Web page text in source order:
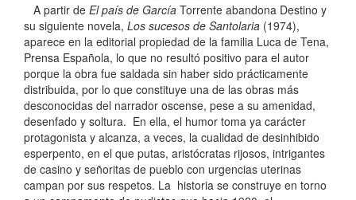
A partir de El país de García Torrente abandona Destino y
su siguiente novela, Los sucesos de Santolaria (1974),
aparece en la editorial propiedad de la familia Luca de Tena,
Prensa Española, lo que no resultó positivo para el autor
porque la obra fue saldada sin haber sido prácticamente
distribuida, por lo que constituye una de las obras más
desconocidas del narrador oscense, pese a su amenidad,
desenfado y soltura. En ella, el humor toma ya carácter
protagonista y alcanza, a veces, la cualidad de desinhibido
esperpento, en el que putas, aristócratas rijosos, intrigantes
de casino y señoritas de pueblo con urgencias uterinas
campan por sus respetos. La historia se construye en torno